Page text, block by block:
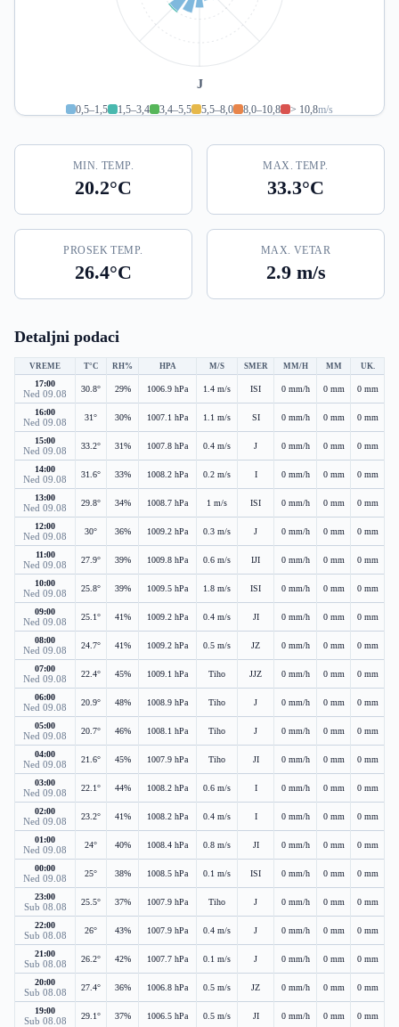
J
0,5–1,5 1,5–3,4 3,4–5,5 5,5–8,0 8,0–10,8 > 10,8m/s
MIN. TEMP.
20.2°C
MAX. TEMP.
33.3°C
PROSEK TEMP.
26.4°C
MAX. VETAR
2.9 m/s
Detaljni podaci
VREME T°C RH% HPA M/S SMER MM/H MM UK.
17:00
Ned 09.08 30.8° 29% 1006.9 hPa 1.4 m/s ISI 0 mm/h 0 mm 0 mm
16:00
Ned 09.08 31° 30% 1007.1 hPa 1.1 m/s SI 0 mm/h 0 mm 0 mm
15:00
Ned 09.08 33.2° 31% 1007.8 hPa 0.4 m/s J 0 mm/h 0 mm 0 mm
14:00
Ned 09.08 31.6° 33% 1008.2 hPa 0.2 m/s I 0 mm/h 0 mm 0 mm
13:00
Ned 09.08 29.8° 34% 1008.7 hPa 1 m/s ISI 0 mm/h 0 mm 0 mm
12:00
Ned 09.08 30° 36% 1009.2 hPa 0.3 m/s J 0 mm/h 0 mm 0 mm
11:00
Ned 09.08 27.9° 39% 1009.8 hPa 0.6 m/s IJI 0 mm/h 0 mm 0 mm
10:00
Ned 09.08 25.8° 39% 1009.5 hPa 1.8 m/s ISI 0 mm/h 0 mm 0 mm
09:00
Ned 09.08 25.1° 41% 1009.2 hPa 0.4 m/s JI 0 mm/h 0 mm 0 mm
08:00
Ned 09.08 24.7° 41% 1009.2 hPa 0.5 m/s JZ 0 mm/h 0 mm 0 mm
07:00
Ned 09.08 22.4° 45% 1009.1 hPa Tiho JJZ 0 mm/h 0 mm 0 mm
06:00
Ned 09.08 20.9° 48% 1008.9 hPa Tiho J 0 mm/h 0 mm 0 mm
05:00
Ned 09.08 20.7° 46% 1008.1 hPa Tiho J 0 mm/h 0 mm 0 mm
04:00
Ned 09.08 21.6° 45% 1007.9 hPa Tiho JI 0 mm/h 0 mm 0 mm
03:00
Ned 09.08 22.1° 44% 1008.2 hPa 0.6 m/s I 0 mm/h 0 mm 0 mm
02:00
Ned 09.08 23.2° 41% 1008.2 hPa 0.4 m/s I 0 mm/h 0 mm 0 mm
01:00
Ned 09.08 24° 40% 1008.4 hPa 0.8 m/s JI 0 mm/h 0 mm 0 mm
00:00
Ned 09.08 25° 38% 1008.5 hPa 0.1 m/s ISI 0 mm/h 0 mm 0 mm
23:00
Sub 08.08 25.5° 37% 1007.9 hPa Tiho J 0 mm/h 0 mm 0 mm
22:00
Sub 08.08 26° 43% 1007.9 hPa 0.4 m/s J 0 mm/h 0 mm 0 mm
21:00
Sub 08.08 26.2° 42% 1007.7 hPa 0.1 m/s J 0 mm/h 0 mm 0 mm
20:00
Sub 08.08 27.4° 36% 1006.8 hPa 0.5 m/s JZ 0 mm/h 0 mm 0 mm
19:00
Sub 08.08 29.1° 37% 1006.5 hPa 0.5 m/s JI 0 mm/h 0 mm 0 mm